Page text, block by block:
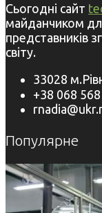
Сьогодні сайт
майданчиком
представників
світу.
33028
+38 068
Популярне